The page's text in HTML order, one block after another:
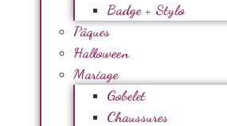
Badge + Stylo
Pâques
Halloween
Mariage
Gobelet
Chaussures